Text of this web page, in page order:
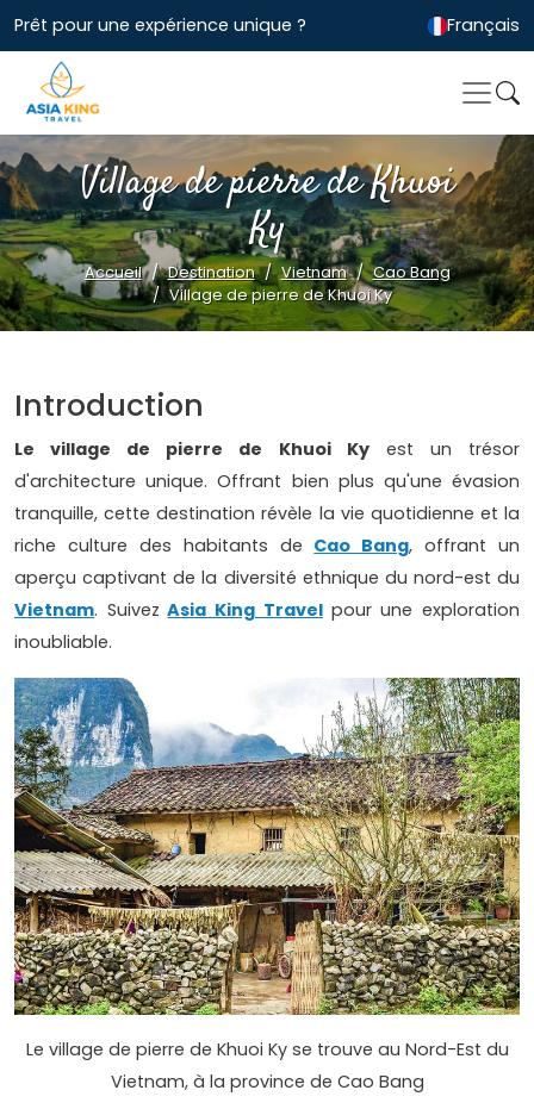
Prêt pour une expérience unique ? Français
Village de pierre de Khuoi
Ky
Accueil Destination Vietnam
Cao Bang
Village de pierre de Khuoi Ky
Introduction
Le village de pierre de Khuoi Kyest un trésor
d'architecture unique. Offrant bien plus qu'une évasion
tranquille, cette destination révèle la vie quotidienne et la
riche culture des habitants de Cao Bang, offrant un
aperçu captivant de la diversité ethnique du nord-est du
Vietnam. Suivez Asia King Travel pour une exploration
inoubliable.
Le village de pierre de Khuoi Ky se trouve au Nord-Est du
Vietnam, à la province de Cao Bang